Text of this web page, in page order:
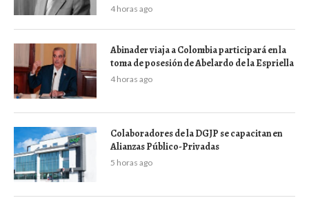
4 horas ago
Abinader viaja a Colombia participará en la
toma de posesión de Abelardo de la Espriella
4 horas ago
Colaboradores de la DGJP se capacitan en
Alianzas Público-Privadas
5 horas ago